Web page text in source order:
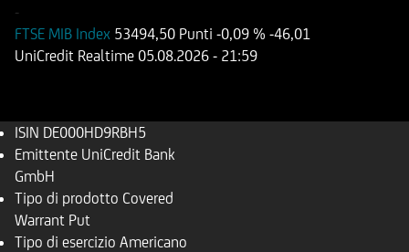
-
FTSE MIB Index 53494,50 Punti -0,09 % -46,01
UniCredit Realtime 05.08.2026 - 21:59
ISIN DE000HD9RBH5
Emittente UniCredit Bank
GmbH
Tipo di prodotto Covered
Warrant Put
Tipo di esercizio Americano